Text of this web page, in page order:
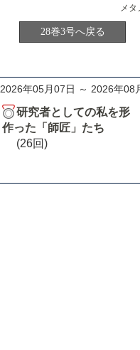
メ
28巻3号へ戻る
2026年05月07日 ～ 2026年08
研究者としての私を形
作った「師匠」たち
(26回)